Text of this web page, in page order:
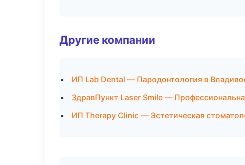
Другие компании
ИП Lab Dental — Пародонтология в
ЗдравПункт Laser Smile —
ИП Therapy Clinic — Эстетическая